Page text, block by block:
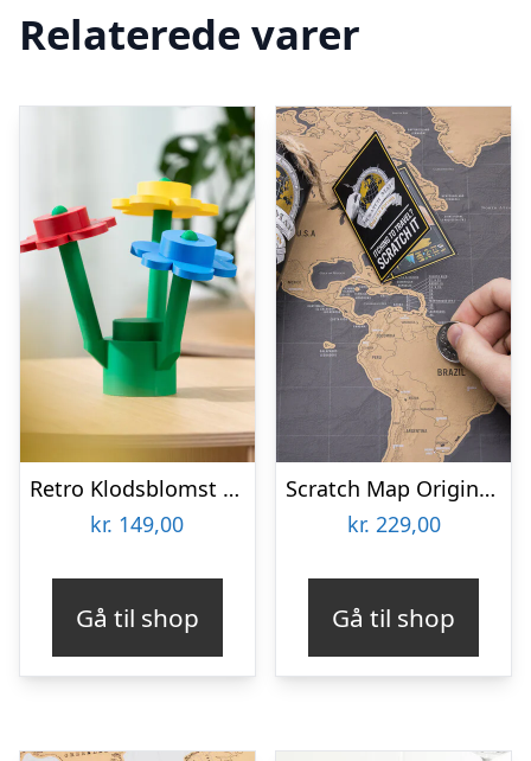
Relaterede varer
Retro Klodsblomst – Mellem
kr. 149,00
Gå til shop
Scratch Map Original Deluxe
kr. 229,00
Gå til shop